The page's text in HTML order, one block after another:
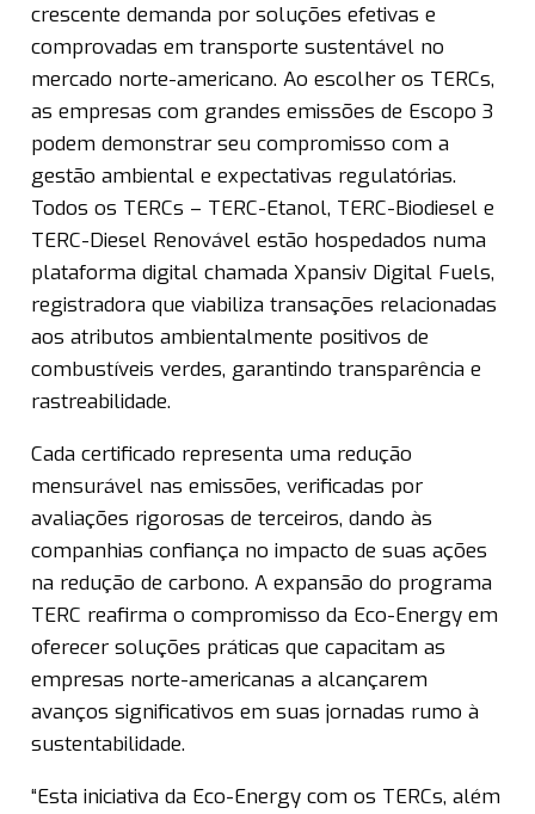
crescente demanda por soluções efetivas e
comprovadas em transporte sustentável no
mercado norte-americano. Ao escolher os TERCs,
as empresas com grandes emissões de Escopo 3
podem demonstrar seu compromisso com a
gestão ambiental e expectativas regulatórias.
Todos os TERCs – TERC-Etanol, TERC-Biodiesel e
TERC-Diesel Renovável estão hospedados numa
plataforma digital chamada Xpansiv Digital Fuels,
registradora que viabiliza transações relacionadas
aos atributos ambientalmente positivos de
combustíveis verdes, garantindo transparência e
rastreabilidade.
Cada certificado representa uma redução
mensurável nas emissões, verificadas por
avaliações rigorosas de terceiros, dando às
companhias confiança no impacto de suas ações
na redução de carbono. A expansão do programa
TERC reafirma o compromisso da Eco-Energy em
oferecer soluções práticas que capacitam as
empresas norte-americanas a alcançarem
avanços significativos em suas jornadas rumo à
sustentabilidade.
“Esta iniciativa da Eco-Energy com os TERCs, além